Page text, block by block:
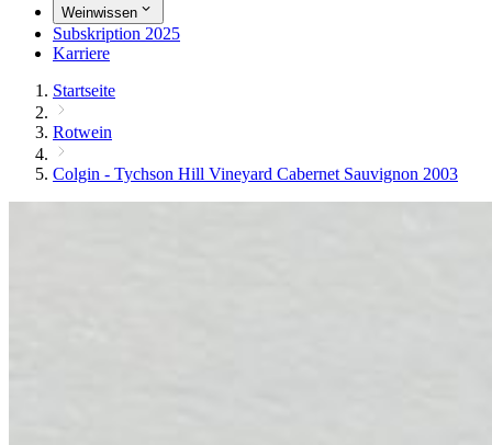
Weinwissen
Subskription 2025
Karriere
Startseite
Rotwein
Colgin - Tychson Hill Vineyard Cabernet Sauvignon 2003